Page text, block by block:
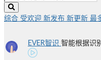
综合 受欢迎 新发布 新更新 最
EVER智识 智能根据识